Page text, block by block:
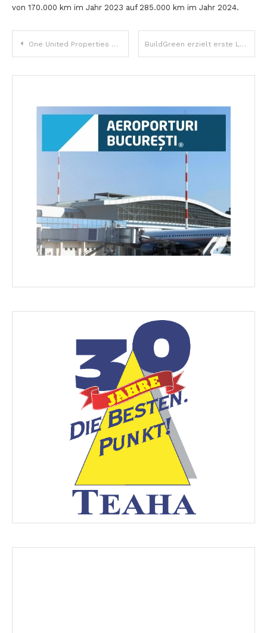
von 170.000 km im Jahr 2023 auf 285.000 km im Jahr 2024.
Beitragsnavigation
One United Properties erwirbt Grundstück für 11,4 Millionen Euro für neues 50-Millionen-Euro-Projekt One Academy Club in Bukarest BuildGreen erzielt erste LEED-Platin-Zertifizierung in Moldau für das Projekt Zity Office